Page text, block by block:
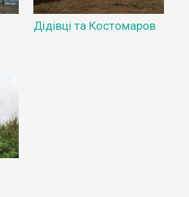
Дідівці та Костомаров